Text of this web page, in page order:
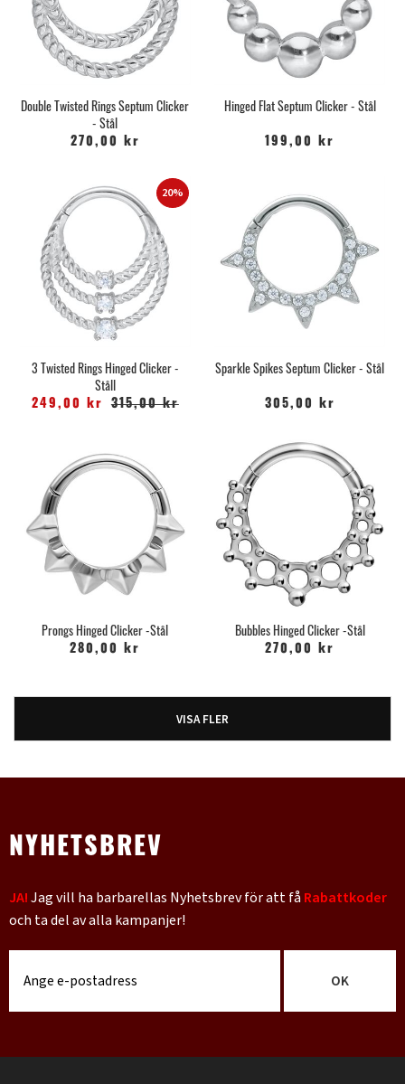
Double Twisted Rings Septum Clicker
- Stål
270,00 kr
Hinged Flat Septum Clicker - Stål
199,00 kr
20%
3 Twisted Rings Hinged Clicker -
Ståll
249,00 kr 315,00 kr
Sparkle Spikes Septum Clicker - Stål
305,00 kr
Prongs Hinged Clicker -Stål
280,00 kr
Bubbles Hinged Clicker -Stål
270,00 kr
VISA FLER
NYHETSBREV
JA!Jag vill ha barbarellas Nyhetsbrev för att fåRabattkoder
och ta del av alla kampanjer!
OK